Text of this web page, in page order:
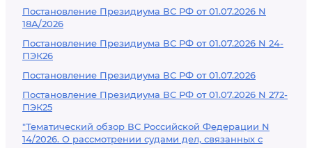
Постановление Президиума ВС РФ от 01.07.2026 N
18А/2026
Постановление Президиума ВС РФ от 01.07.2026 N 24-
ПЭК26
Постановление Президиума ВС РФ от 01.07.2026
Постановление Президиума ВС РФ от 01.07.2026 N 272-
ПЭК25
"Тематический обзор ВС Российской Федерации N
14/2026. О рассмотрении судами дел, связанных с